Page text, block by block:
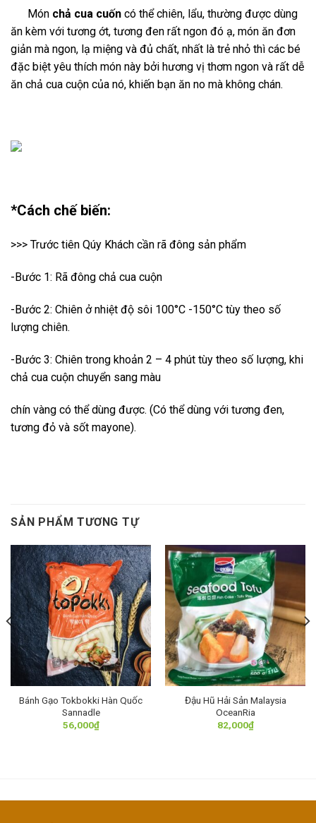
Món chả cua cuốn có thể chiên, lẩu, thường được dùng
ăn kèm với tương ớt, tương đen rất ngon đó ạ, món ăn đơn
giản mà ngon, lạ miệng và đủ chất, nhất là trẻ nhỏ thì các bé
đặc biệt yêu thích món này bởi hương vị thơm ngon và rất dễ
ăn chả cua cuộn của nó, khiến bạn ăn no mà không chán.
*Cách chế biến:
>>> Trước tiên Qúy Khách cần rã đông sản phẩm
-Bước 1: Rã đông chả cua cuộn
-Bước 2: Chiên ở nhiệt độ sôi 100°C -150°C tùy theo số
lượng chiên.
-Bước 3: Chiên trong khoản 2 – 4 phút tùy theo số lượng, khi
chả cua cuộn chuyển sang màu
chín vàng có thể dùng được. (Có thể dùng với tương đen,
tương đỏ và sốt mayone).
SẢN PHẨM TƯƠNG TỰ
Bánh Gạo Tokbokki Hàn Quốc
Sannadle
56,000₫
Đậu Hũ Hải Sản Malaysia
OceanRia
82,000₫